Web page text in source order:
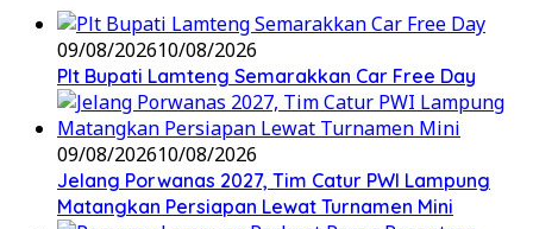
09/08/202610/08/2026
Plt Bupati Lamteng Semarakkan Car Free Day
09/08/202610/08/2026
Jelang Porwanas 2027, Tim Catur PWI Lampung
Matangkan Persiapan Lewat Turnamen Mini